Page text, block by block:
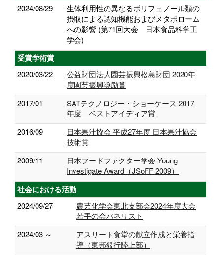
2024/08/29
生体利用性の異なるポリフェノール類の
摂取による認知機能およびメタボローム
への影響 (第71回大会 日本食品科学工
学会)
受賞学術賞
2020/03/22
公益財団法人園芸振興松島財団 2020年
度園芸振興奨励賞
2017/01
SATテクノロジー・ショーケース 2017
年度 ベストアイディア賞
2016/09
日本果汁協会 平成27年度 日本果汁協会
技術賞
2009/11
日本フードファクター学会 Young
Investigate Award（JSoFF 2009）
社会における活動
2024/09/27
農芸化学会東北支部会2024年度大会
若手の会パネリスト
2024/03 ～
アスリート食堂の献立作成と栄養指
導（東邦銀行陸上部）